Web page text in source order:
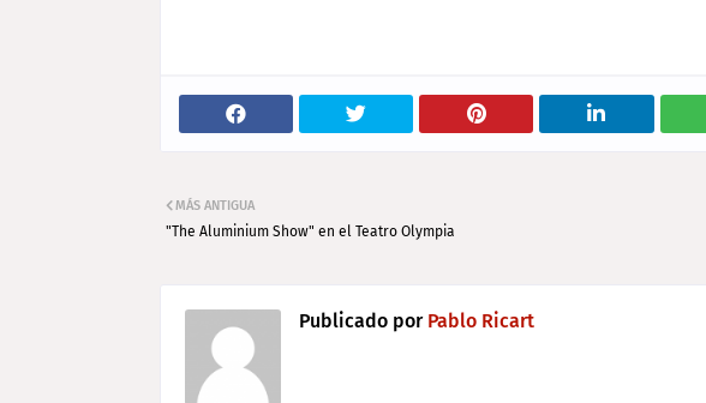
MÁS ANTIGUA
"The Aluminium Show" en el Teatro Olympia
Publicado porPablo Ricart